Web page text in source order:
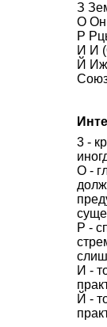
З
О
Р
И И
Й
3 -
О -
Р -
И -
Й -